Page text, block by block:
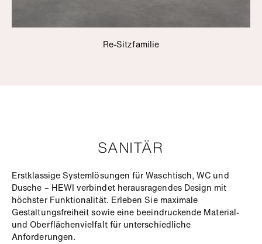
Re-Sitzfamilie
SANITÄR
Erstklassige Systemlösungen für Waschtisch, WC und
Dusche – HEWI verbindet herausragendes Design mit
höchster Funktionalität. Erleben Sie maximale
Gestaltungsfreiheit sowie eine beeindruckende Material-
und Oberflächenvielfalt für unterschiedliche
Anforderungen.